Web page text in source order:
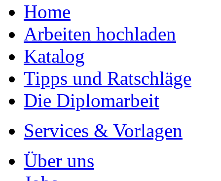
Home
Arbeiten hochladen
Katalog
Tipps und Ratschläge
Die Diplomarbeit
Services & Vorlagen
Über uns